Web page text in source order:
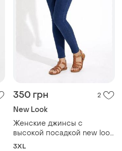
350 грн 2
New Look
Женские джинсы с
высокой посадкой new look
uk18 eur 46
3XL